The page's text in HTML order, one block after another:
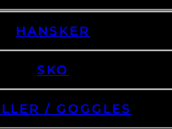
HANSKER
SKO
/ GOGGLES